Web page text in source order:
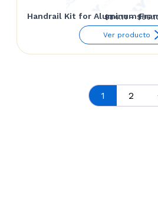
Handrail Kit for Aluminum
$84.11 – $
Ver producto
1 2